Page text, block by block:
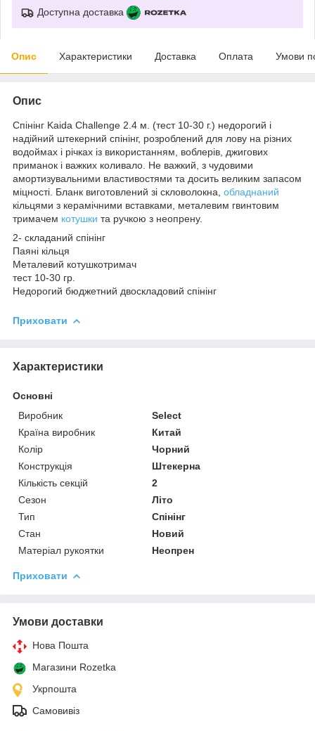
Доступна доставка
Опис Характеристики Доставка Оплата Умови
Опис
Спінінг Kaida Challenge 2.4 м. (тест 10-30 г.) недорогий і
надійний штекерний спінінг, розроблений для лову на різних
водоймах і річках із використанням, воблерів, джигових
приманок і важких коливало. Не важкий, з чудовими
амортизувальними властивостями та досить великим запасом
міцності. Бланк виготовлений зі скловолокна, обладнаний
кільцями з керамічними вставками, металевим гвинтовим
тримачем котушки та ручкою з неопрену.
2- складаний спінінг
Паяні кільця
Металевий котушкотримач
тест 10-30 гр.
Недорогий бюджетний двоскладовий спінінг
Приховати
Характеристики
Основні
Виробник
Select
Країна виробник
Китай
Колір
Чорний
Конструкція
Штекерна
Кількість секцій
2
Сезон
Літо
Тип
Спінінг
Стан
Новий
Матеріал рукоятки
Неопрен
Приховати
Умови доставки
Нова Пошта
Магазини Rozetka
Укрпошта
Самовивіз